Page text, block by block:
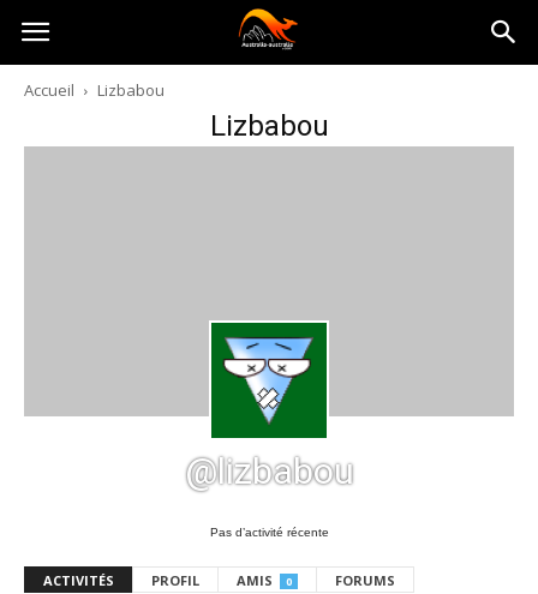
Australia-
australie.com
Accueil Lizbabou
Lizbabou
@lizbabou
Pas d’activité récente
ACTIVITÉS PROFIL AMIS 0 FORUMS